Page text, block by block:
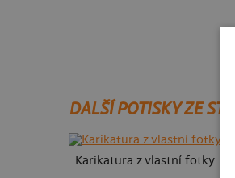
DALŠÍ POTISKY ZE
Karikatura z vlastní fotky